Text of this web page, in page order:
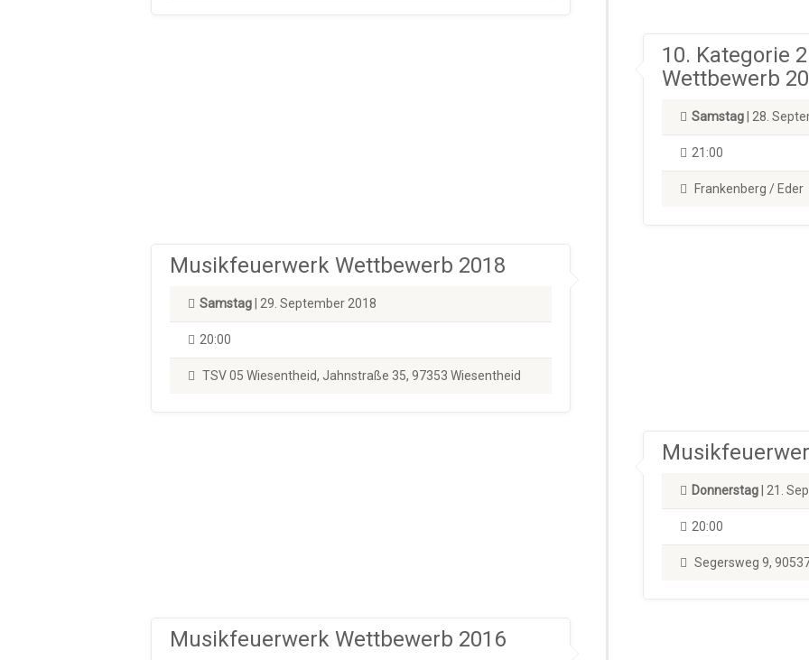
10. Kategorie
Wettbewerb
Samstag | 28.
21:00
Frankenberg / Eder
Musikfeuerwerk Wettbewerb 2018
Samstag | 29. September 2018
20:00
TSV 05 Wiesentheid, Jahnstraße 35, 97353 Wiesentheid
Donnerstag | 21.
20:00
Segersweg 9,
Musikfeuerwerk Wettbewerb 2016